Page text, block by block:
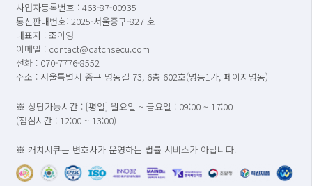
사업자등록번호 : 463-87-00935
통신판매번호: 2025-서울중구-827 호
대표자 : 조아영
이메일 : contact@catchsecu.com
전화 : 070-7776-8552
주소 : 서울특별시 중구 명동길 73, 6층 602호(명동1가, 페이지명동)
※ 상담가능시간 : [평일] 월요일 ~ 금요일 : 09:00 ~ 17:00
(점심시간 : 12:00 ~ 13:00)
※ 캐치시큐는 변호사가 운영하는 법률 서비스가 아닙니다.